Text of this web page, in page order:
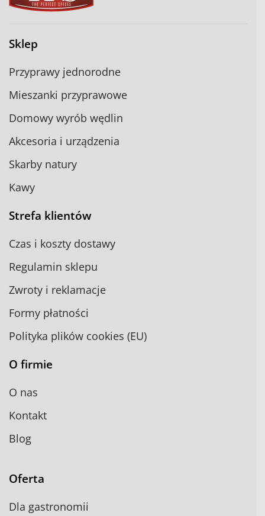
Sklep
Przyprawy jednorodne
Mieszanki przyprawowe
Domowy wyrób wędlin
Akcesoria i urządzenia
Skarby natury
Kawy
Strefa klientów
Czas i koszty dostawy
Regulamin sklepu
Zwroty i reklamacje
Formy płatności
Polityka plików cookies (EU)
O firmie
O nas
Kontakt
Blog
Oferta
Dla gastronomii